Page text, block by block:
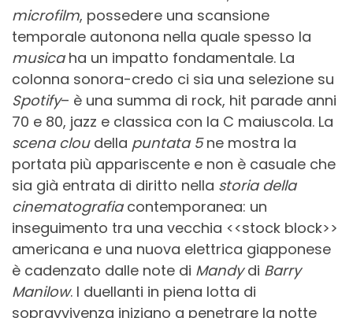
microfilm, possedere una scansione
temporale autonona nella quale spesso la
musicaha un impatto fondamentale. La
colonna sonora-credo ci sia una selezione su
Spotify– è una summa di rock, hit parade anni
70 e 80, jazz e classica con la C maiuscola. La
scena clou della puntata 5ne mostra la
portata più appariscente e non è casuale che
sia già entrata di diritto nella storia della
cinematografiacontemporanea: un
inseguimento tra una vecchia <<stock block>>
americana e una nuova elettrica giapponese
è cadenzato dalle note di Mandydi Barry
Manilow. I duellanti in piena lotta di
sopravvivenza iniziano a penetrare la notte